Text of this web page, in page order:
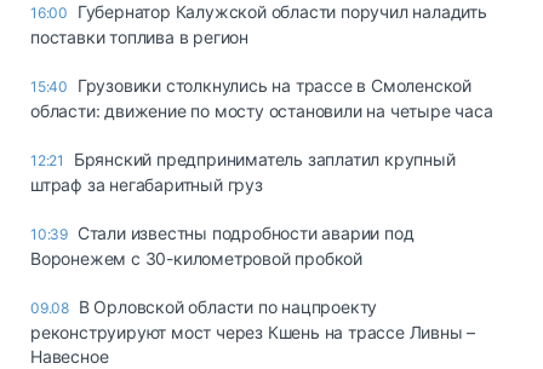
16:00
Губернатор Калужской области поручил наладить
поставки топлива в регион
15:40
Грузовики столкнулись на трассе в Смоленской
области: движение по мосту остановили на четыре часа
12:21
Брянский предприниматель заплатил крупный
штраф за негабаритный груз
10:39 Стали известны подробности аварии под
Воронежем с 30-километровой пробкой
09.08 В Орловской области по нацпроекту
реконструируют мост через Кшень на трассе Ливны –
Навесное